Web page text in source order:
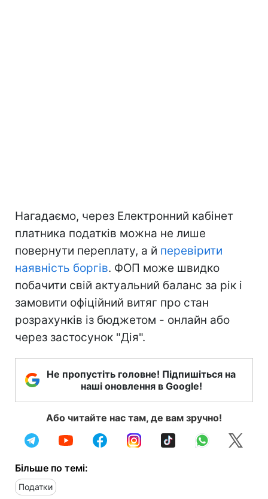
Нагадаємо, через Електронний кабінет
платника податків можна не лише
повернути переплату, а й перевірити
наявність боргів. ФОП може швидко
побачити свій актуальний баланс за рік і
замовити офіційний витяг про стан
розрахунків із бюджетом - онлайн або
через застосунок "Дія".
Не пропустіть головне! Підпишіться на
наші оновлення в Google!
Або читайте нас там, де вам зручно!
Більше по темі:
Податки